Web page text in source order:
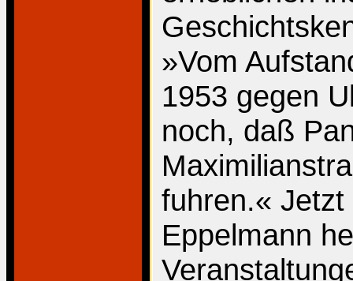
»Vom
1953 gegen
noch, daß
fuhren.«
Eppelmann